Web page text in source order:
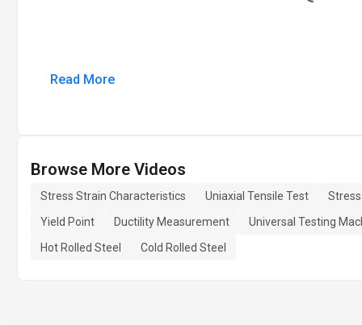
Read More
Browse More Videos
Stress Strain Characteristics Uniaxial Tensile Test
Yield Point
Ductility Measurement
Universal Testing
Hot Rolled Steel
Cold Rolled Steel